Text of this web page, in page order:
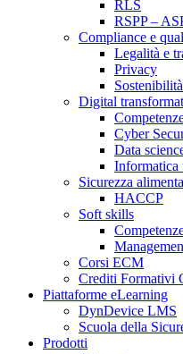
RLS
RSPP –
Compliance e
Legalità e
Privacy
Sostenibilità
Digital
Cyber
Data
Sicurezza
HACCP
Soft skills
Corsi ECM
Crediti Formativi
Piattaforme eLearning
DynDevice LMS
Scuola della
Prodotti